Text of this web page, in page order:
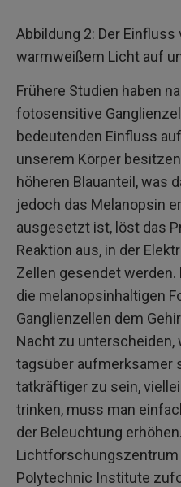
Abbildung 2: Der
warmweißem Licht auf
Frühere Studien haben
fotosensitive
bedeutenden Einfluss
unserem Körper
höheren Blauanteil, was
jedoch das Melanopsin
ausgesetzt ist, löst das
Reaktion aus, in der
Zellen gesendet werden.
die melanopsinhaltigen
Ganglienzellen dem
Nacht zu unterscheiden,
tagsüber aufmerksamer
tatkräftiger zu sein,
trinken, muss man
der Beleuchtung
Lichtforschungszentrum
Polytechnic Institute